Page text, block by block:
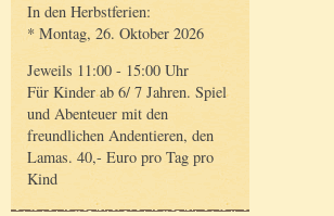
In den Herbstferien:
* Montag, 26. Oktober 2026
Jeweils 11:00 - 15:00 Uhr
Für Kinder ab 6/ 7 Jahren. Spiel
und Abenteuer mit den
freundlichen Andentieren, den
Lamas. 40,- Euro pro Tag pro
Kind